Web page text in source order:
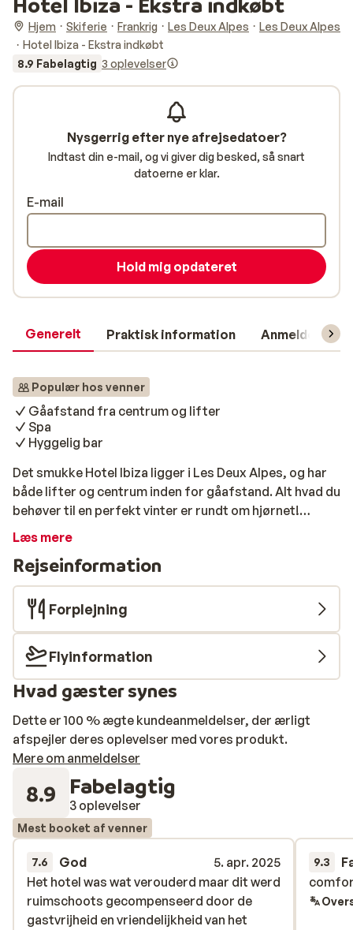
Hjem Skiferie Frankrig Les Deux Alpes
Les Deux Alpes
Hotel Ibiza - Ekstra indkøbt
8.9 Fabelagtig 3 oplevelser
Generelt Praktisk information Anmeldelser
Populær hos venner
Gåafstand fra centrum og lifter
Spa
Hyggelig bar
Det smukke Hotel Ibiza ligger i Les Deux Alpes, og har
både lifter og centrum inden for gåafstand. Alt hvad du
behøver til en perfekt vinter er rundt om hjørnet!
Værelserne er smukt indrettede og stemningen er
for hyggen foran den store pejs i lobbyen eller nyd en
lækker drink i hotellets bar. Ferie er også at afslapning,
så hvorfor ikke tilbringe en dag " off -piste " og nyd
godt spa-området som hotellet også har at byde på?
Læs mere
Rejseinformation
Forplejning
Flyinformation
Hvad gæster synes
Dette er 100 % ægte kundeanmeldelser, der ærligt
afspejler deres oplevelser med vores produkt.
Mere om anmeldelser
8.9 Fabelagtig
3 oplevelser
Mest booket af venner
7.6 God
5. apr. 2025
Het hotel was wat verouderd maar dit werd
ruimschoots gecompenseerd door de
gastvrijheid en vriendelijkheid van het
Het hotel was wat verouderd maar dit werd
ruimschoots gecompenseerd door de
gastvrijheid en vriendelijkheid van het
9.3
Nysgerrig efter nye afrejsedatoer?
Indtast din e-mail, og vi giver dig besked, så snart
datoerne er klar.
E-mail
Hold mig opdateret